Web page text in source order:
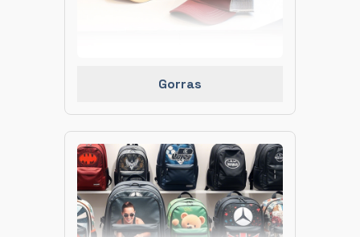
Gorras